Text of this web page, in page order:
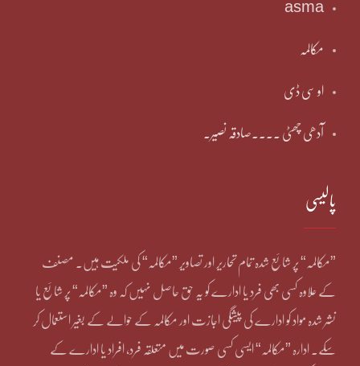
asma
مکالمہ
او سی ڈی
آدھی چھٹی ۔۔۔۔صادقہ نصیر۔
پالیسی
”مکالمہ“ پر شائع شدہ تمام تحاریر اور تصاویر ”مکالمہ“ کی ملکیت ہیں۔ مصنف
کے علاوہ کسی بھی فرد یا ادارے کو یہ حق حاصل نہیں کہ وہ ”مکالمہ“ پر شائع یا
نشر شدہ مواد کو ادارے کی پیشگی اجازت اور مکالمہ کے حوالے کے بغیر استعمال کر
سکے۔ ادارہ ”مکالمہ“ ایسی کسی صورت میں متعلقہ فرد، افراد یا ادارے کے